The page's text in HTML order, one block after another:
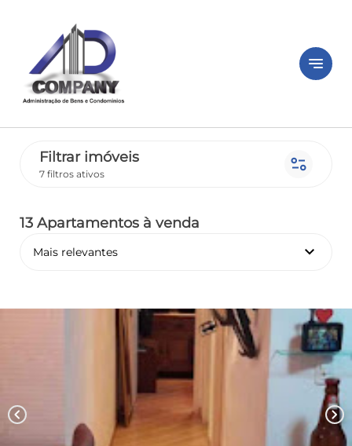
notes
Filtrar imóveis
7 filtros ativos page_info
13 Apartamentos à venda
Mais relevantes keyboard_arrow_down
chevron_left chevron_right